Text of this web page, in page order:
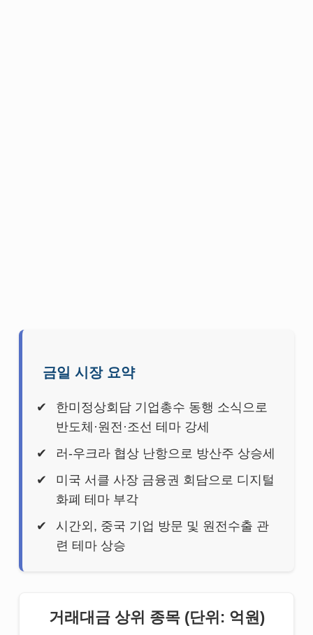
금일 시장 요약
한미정상회담 기업총수 동행 소식으로
반도체·원전·조선 테마 강세
러-우크라 협상 난항으로 방산주 상승세
미국 서클 사장 금융권 회담으로 디지털
화폐 테마 부각
시간외, 중국 기업 방문 및 원전수출 관
련 테마 상승
거래대금 상위 종목 (단위: 억원)